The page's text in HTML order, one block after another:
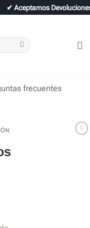
✔ Aceptamos
frecuentes